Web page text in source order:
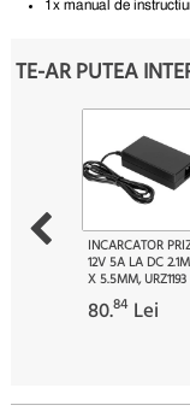
1x manual de
TE-AR PUTEA
INCARCATOR
12V 5A LA DC
X 5.5MM, URZ1193
80.84 Lei